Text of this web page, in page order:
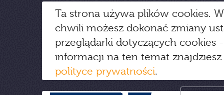
Ta strona używa plików cookies.
chwili możesz dokonać zmiany
przeglądarki dotyczących cookies
informacji na ten temat
polityce prywatności.